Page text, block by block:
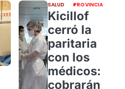
SALUD PROVINCIA
Kicillof
cerró la
paritaria
con los
médicos:
cobrarán